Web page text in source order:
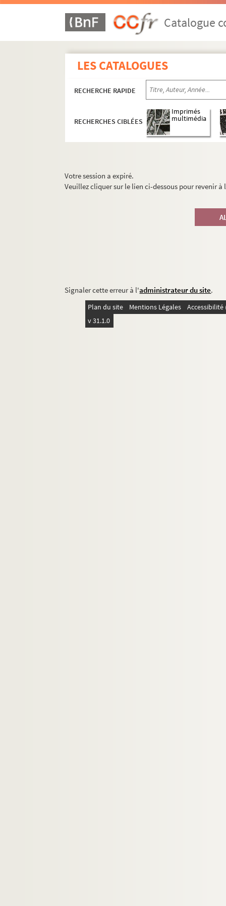
Catalogue
LES CATALOGUES
RECHERCHE RAPIDE
RECHERCHES CIBLÉES
Imprimés
multimédia
Votre session a expiré.
Veuillez cliquer sur le lien ci-dessous pour revenir
Signaler cette erreur à l'administrateur du site.
Plan du site Mentions Légales
v 31.1.0